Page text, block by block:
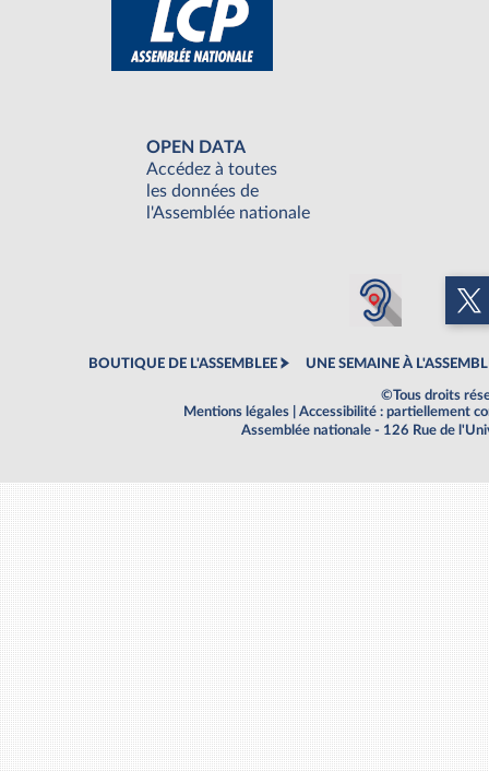
OPEN DATA
Accédez à toutes
les données de
l'Assemblée nationale
BOUTIQUE DE L'ASSEMBLEE UNE SEMAINE À
©Tous droits
Mentions légales
Accessibilité : partiellement
Assemblée nationale - 126 Rue de